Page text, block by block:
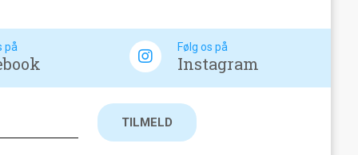
på Følg os på
Instagram